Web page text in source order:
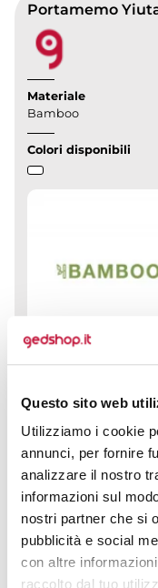
Questo sito web
Utilizziamo i cookie
annunci, per fornire
analizzare il nostro
informazioni sul
nostri partner che si
pubblicità e social
con altre
raccolto dal tuo
Materiale
Bamboo
Colori disponibili